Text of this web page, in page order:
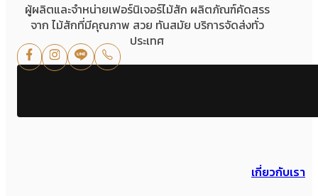
ผู้ผลิตและจำหน่ายเฟอร์นิเจอร์ไม้สัก ผลิตภัณฑ์คัดสรร
จาก ไม้สักที่มีคุณภาพ สวย ทันสมัย บริการจัดส่งทั่ว
ประเทศ
เกี่ยวกับเรา